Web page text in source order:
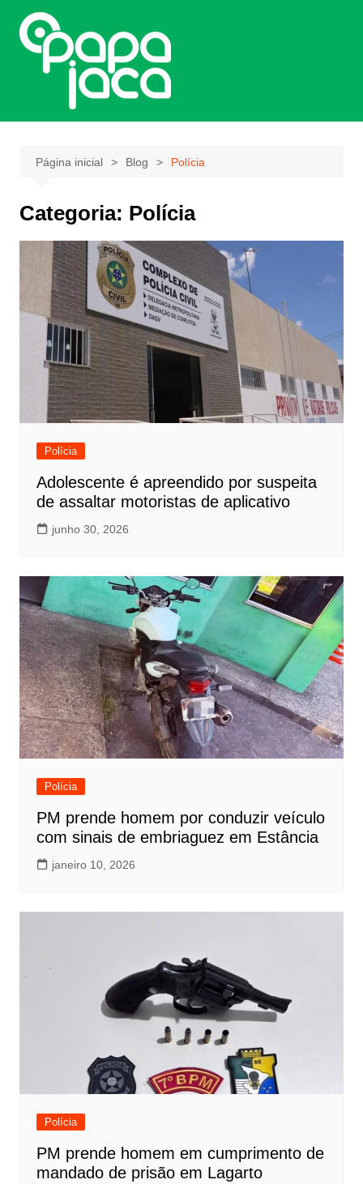
para
conteúdo
Página inicial Blog Polícia
Categoria: Polícia
Polícia
Adolescente é apreendido por suspeita
de assaltar motoristas de aplicativo
junho 30, 2026
Polícia
PM prende homem por conduzir veículo
com sinais de embriaguez em Estância
janeiro 10, 2026
Polícia
PM prende homem em cumprimento de
mandado de prisão em Lagarto